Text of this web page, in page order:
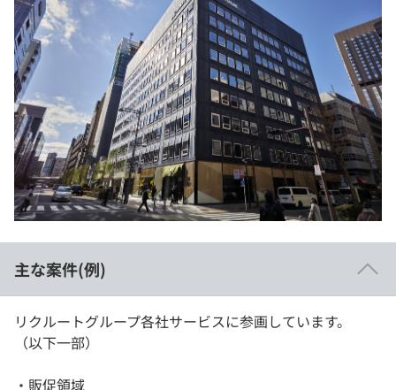
主な案件(例)
リクルートグループ各社サービスに参画しています。
（以下一部）
・販促領域